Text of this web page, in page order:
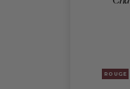
ROUGE